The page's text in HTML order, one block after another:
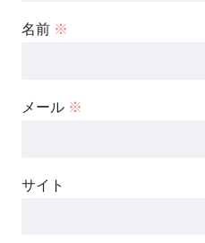
名前 ※
メール ※
サイト